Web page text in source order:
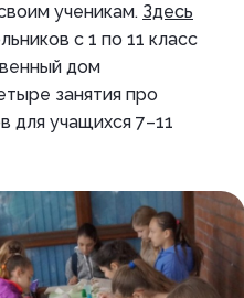
ученикам. Здесь
с 1 по 11 класс
дом
занятия про
для учащихся 7–11